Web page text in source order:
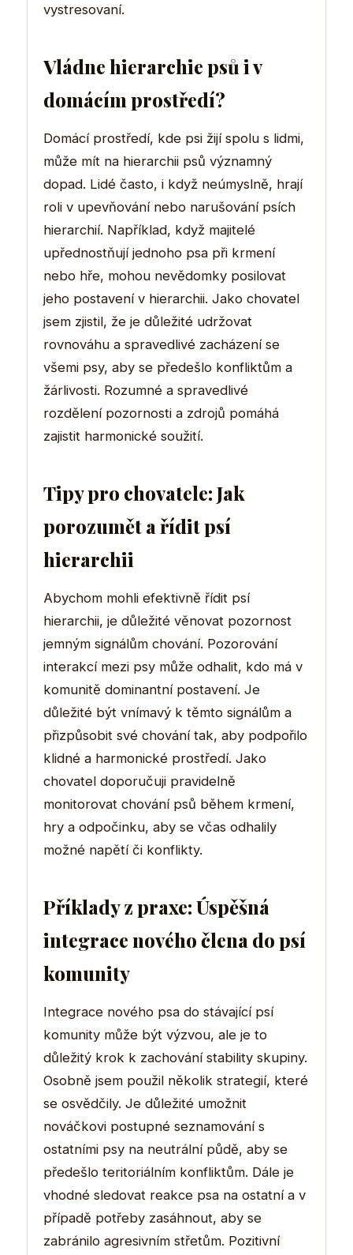
vystresovaní.
Vládne hierarchie psů i v
domácím prostředí?
Domácí prostředí, kde psi žijí spolu s lidmi,
může mít na hierarchii psů významný
dopad. Lidé často, i když neúmyslně, hrají
roli v upevňování nebo narušování psích
hierarchií. Například, když majitelé
upřednostňují jednoho psa při krmení
nebo hře, mohou nevědomky posilovat
jeho postavení v hierarchii. Jako chovatel
jsem zjistil, že je důležité udržovat
rovnováhu a spravedlivé zacházení se
všemi psy, aby se předešlo konfliktům a
žárlivosti. Rozumné a spravedlivé
rozdělení pozornosti a zdrojů pomáhá
zajistit harmonické soužití.
Tipy pro chovatele: Jak
porozumět a řídit psí
hierarchii
Abychom mohli efektivně řídit psí
hierarchii, je důležité věnovat pozornost
jemným signálům chování. Pozorování
interakcí mezi psy může odhalit, kdo má v
komunitě dominantní postavení. Je
důležité být vnímavý k těmto signálům a
přizpůsobit své chování tak, aby podpořilo
klidné a harmonické prostředí. Jako
chovatel doporučuji pravidelně
monitorovat chování psů během krmení,
hry a odpočinku, aby se včas odhalily
možné napětí či konflikty.
Příklady z praxe: Úspěšná
integrace nového člena do psí
komunity
Integrace nového psa do stávající psí
komunity může být výzvou, ale je to
důležitý krok k zachování stability skupiny.
Osobně jsem použil několik strategií, které
se osvědčily. Je důležité umožnit
nováčkovi postupné seznamování s
ostatními psy na neutrální půdě, aby se
předešlo teritoriálním konfliktům. Dále je
vhodné sledovat reakce psa na ostatní a v
případě potřeby zasáhnout, aby se
zabránilo agresivním střetům. Pozitivní